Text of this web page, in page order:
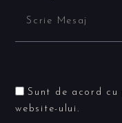
Sunt de acord cu
website-ului.